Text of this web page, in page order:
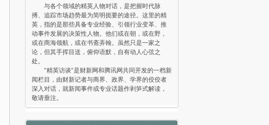
与各个领域的精英人物对话，是把握时代脉
搏、追踪市场趋势最为简明扼要的途径。这里的精
英，指的是那些具备专业经验、引领行业变革、推
动事件发展的决策性人物。他们或在朝，或在野，
或在商海领航，或在书斋弄翰。虽然只是一家之
论，但其手挥目送，俯仰语默，自有动人心弦之
处。
“精英访谈”是财新网和腾讯网共同开发的一档新
闻栏目，由财新记者与商界、政界、学界的佼佼者
深入对话，就新闻事件或专业话题作剥笋式解读，
敬请垂注。